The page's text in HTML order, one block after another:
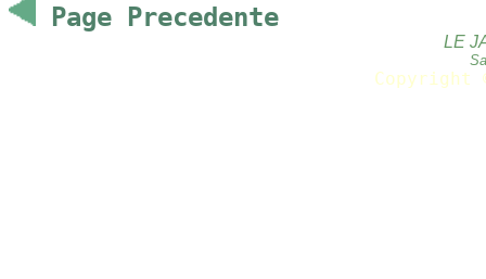
Page Precedente
LE
Copyright